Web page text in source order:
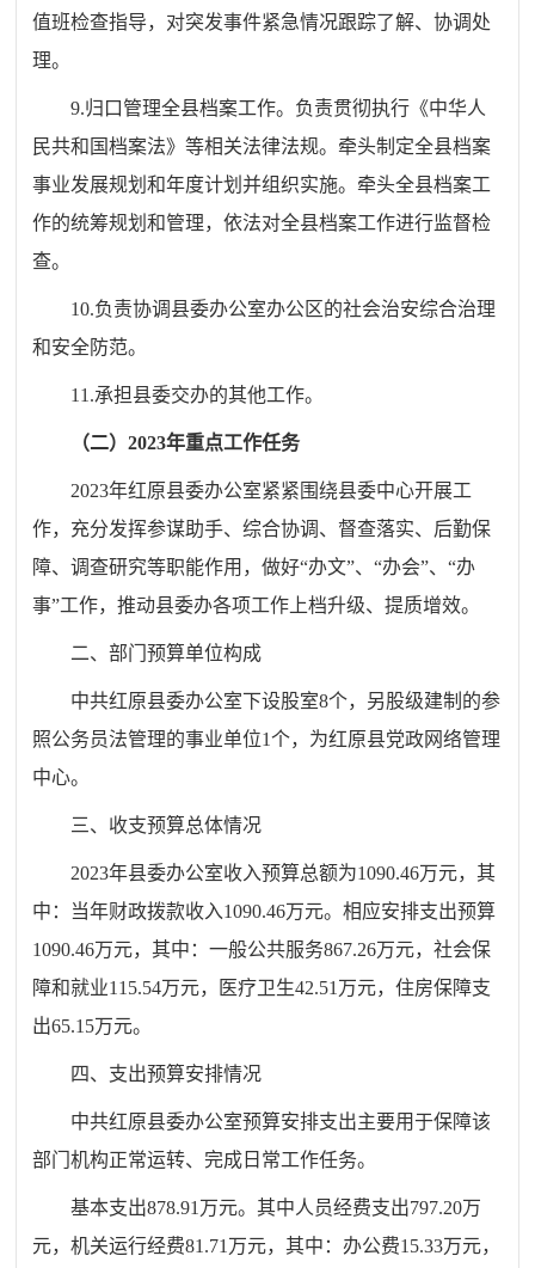
值班检查指导，对突发事件紧急情况跟踪了解、协调处
理。
9.归口管理全县档案工作。负责贯彻执行《中华人
民共和国档案法》等相关法律法规。牵头制定全县档案
事业发展规划和年度计划并组织实施。牵头全县档案工
作的统筹规划和管理，依法对全县档案工作进行监督检
查。
10.负责协调县委办公室办公区的社会治安综合治理
和安全防范。
11.承担县委交办的其他工作。
（二）2023年重点工作任务
2023年红原县委办公室紧紧围绕县委中心开展工
作，充分发挥参谋助手、综合协调、督查落实、后勤保
障、调查研究等职能作用，做好“办文”、“办会”、“办
事”工作，推动县委办各项工作上档升级、提质增效。
二、部门预算单位构成
中共红原县委办公室下设股室8个，另股级建制的参
照公务员法管理的事业单位1个，为红原县党政网络管理
中心。
三、收支预算总体情况
2023年县委办公室收入预算总额为1090.46万元，其
中：当年财政拨款收入1090.46万元。相应安排支出预算
1090.46万元，其中：一般公共服务867.26万元，社会保
障和就业115.54万元，医疗卫生42.51 万元，住房保障支
出65.15万元。
四、 支出预算安排情况
中共红原县委办公室预算安排支出主要用于保障该
部门机构正常运转、完成日常工作任务。
基本支出878.91 万元。其中人员经费支出797.20万
元，机关运行经费81.71 万元，其中：办公费15.33万元，